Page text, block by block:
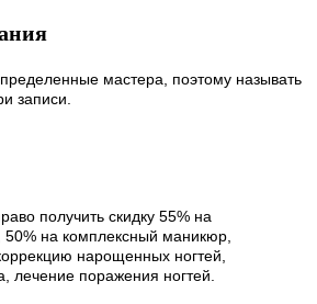
мастера, поэтому называть
записи.
получить скидку 55% на
на комплексный маникюр,
нарощенных ногтей,
лечение поражения ногтей.